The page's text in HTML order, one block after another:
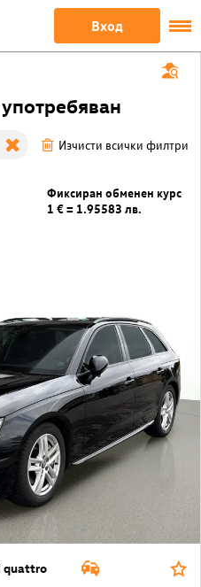
Вход
Изчисти всички филтри
Фиксиран обменен курс
1 € = 1.95583 лв.
quattro